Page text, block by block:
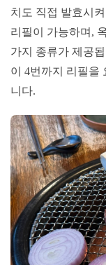
치도 직접 발효시
리필이 가능하며,
가지 종류가 제공
이 4번까지 리필을
니다.​